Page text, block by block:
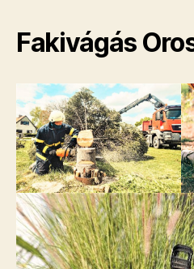
Fakivágás